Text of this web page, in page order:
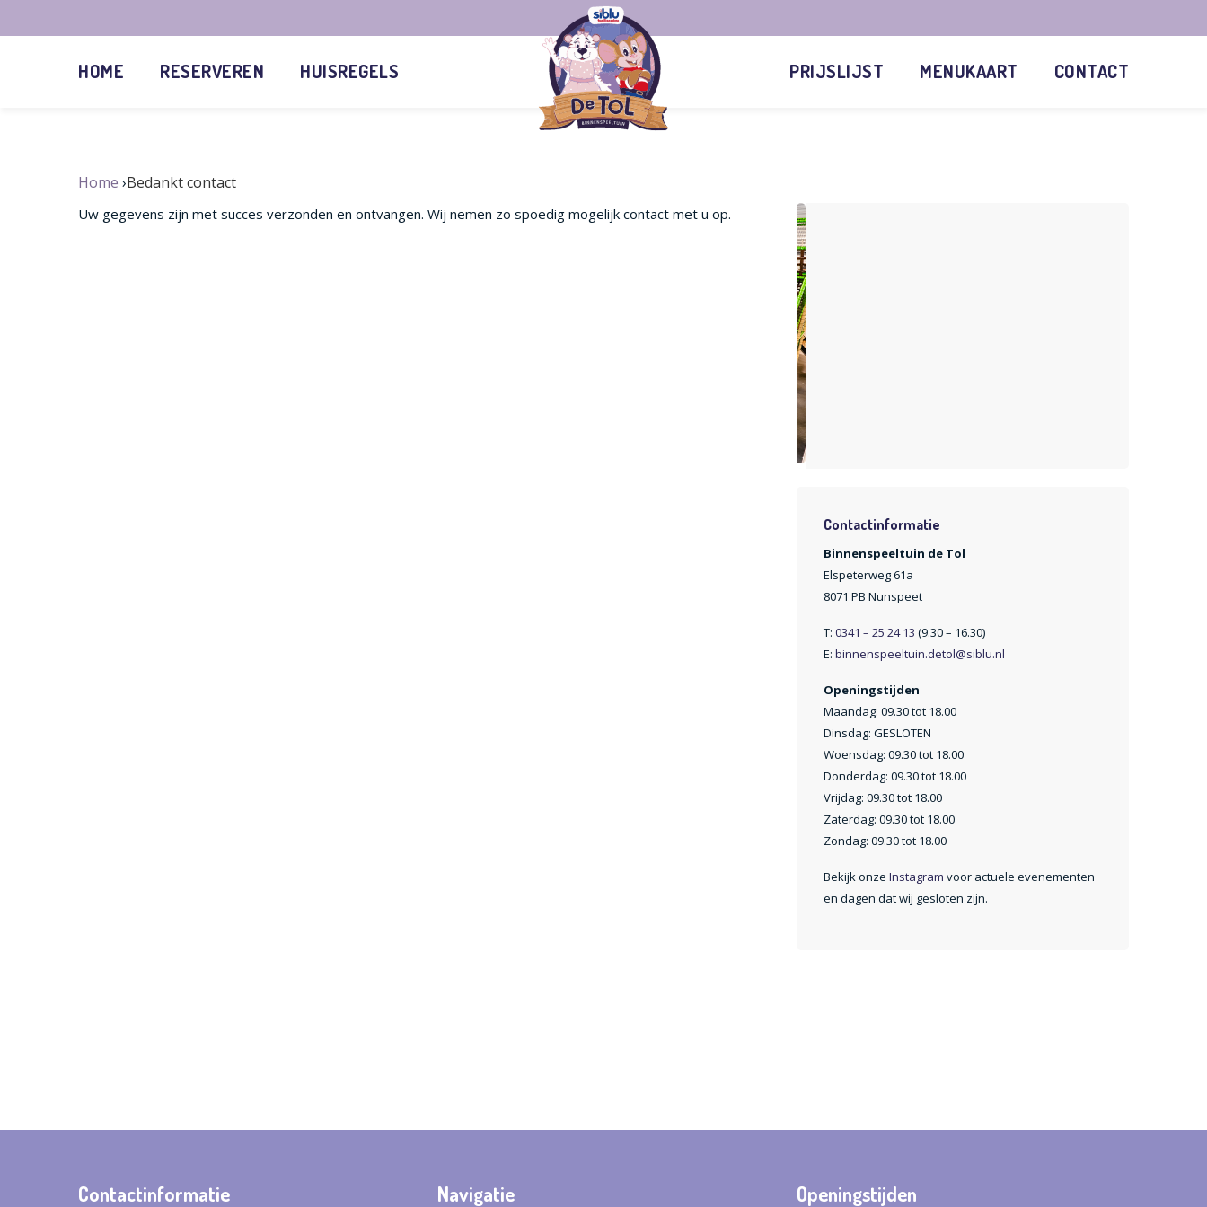
HOME RESERVEREN HUISREGELS PRIJSLIJST MENUKAART CONTACT
Home Bedankt contact
Uw gegevens zijn met succes verzonden en ontvangen. Wij nemen zo spoedig mogelijk contact met u op.
Contactinformatie
Binnenspeeltuin de Tol
Elspeterweg 61a
8071 PB Nunspeet
T: 0341 – 25 24 13 (9.30 – 16.30)
E: binnenspeeltuin.detol@siblu.nl
Openingstijden
Maandag: 09.30 tot 18.00
Dinsdag: GESLOTEN
Woensdag: 09.30 tot 18.00
Donderdag: 09.30 tot 18.00
Vrijdag: 09.30 tot 18.00
Zaterdag: 09.30 tot 18.00
Zondag: 09.30 tot 18.00
Bekijk onze Instagram voor actuele evenementen
en dagen dat wij gesloten zijn.
Contactinformatie Navigatie Openingstijden